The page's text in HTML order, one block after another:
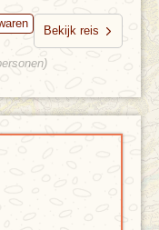
Bekijk reis